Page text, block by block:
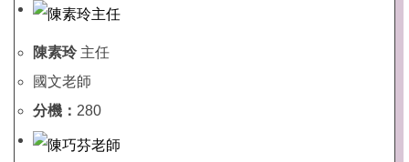
陳素玲 主任
國文老師
分機： 280